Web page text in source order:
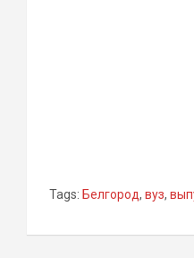
Tags: Белгород, вуз,